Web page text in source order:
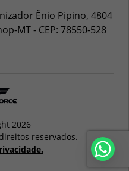
Ênio Pipino, 4804
MT- CEP: 78550-528
2026
reservados.